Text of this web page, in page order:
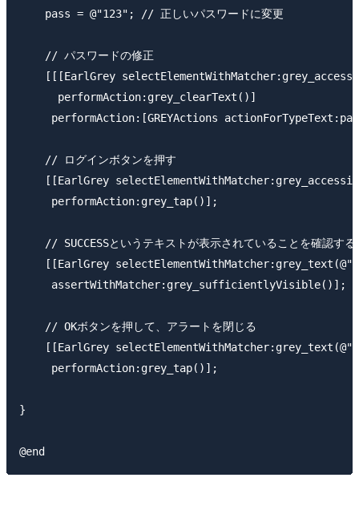
    pass = @"123"; // 正しいパスワードに変更
    // パスワードの修正
[[[EarlGrey
      performAction:grey_clearText()]
performAction:[GREYActions
    // ログインボタンを押す
[[EarlGrey
     performAction:grey_tap()];
    // SUCCESSというテキストが表示されていることを確認する
[[EarlGrey
     assertWithMatcher:grey_sufficientlyVisible()];
    // OKボタンを押して、アラートを閉じる
[[EarlGrey
     performAction:grey_tap()];
}